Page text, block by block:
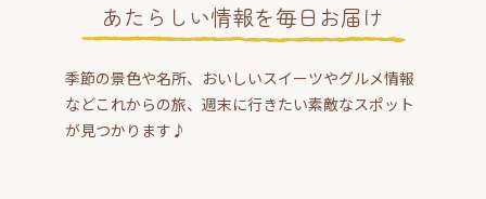
あたらしい情報を毎日お届け
季節の景色や名所、おいしいスイーツやグルメ情報
などこれからの旅、週末に行きたい素敵なスポット
が見つかります♪